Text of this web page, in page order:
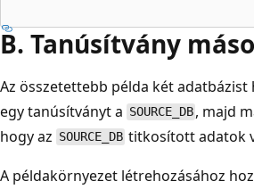
B. Tanúsítvány
Az összetettebb példa két adatbázist
egy tanúsítványt a SOURCE_DB , majd
hogy az SOURCE_DB titkosított adatok
A példakörnyezet létrehozásához